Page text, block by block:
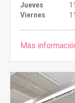
Jueves
Viernes
Más